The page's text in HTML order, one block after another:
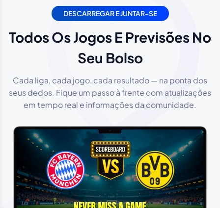
DESCARREGAR E JUNTAR-SE
Todos Os Jogos E Previsões No
Seu Bolso
Cada liga, cada jogo, cada resultado — na ponta dos
seus dedos. Fique um passo à frente com atualizações
em tempo real e informações da comunidade.